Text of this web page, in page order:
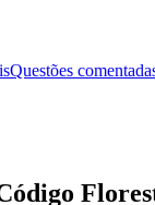
Questões